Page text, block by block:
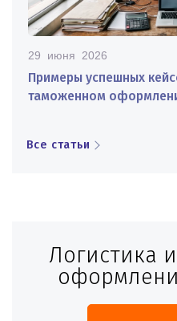
29 июня 2026
Примеры успешных
таможенном
Все статьи
Логистика